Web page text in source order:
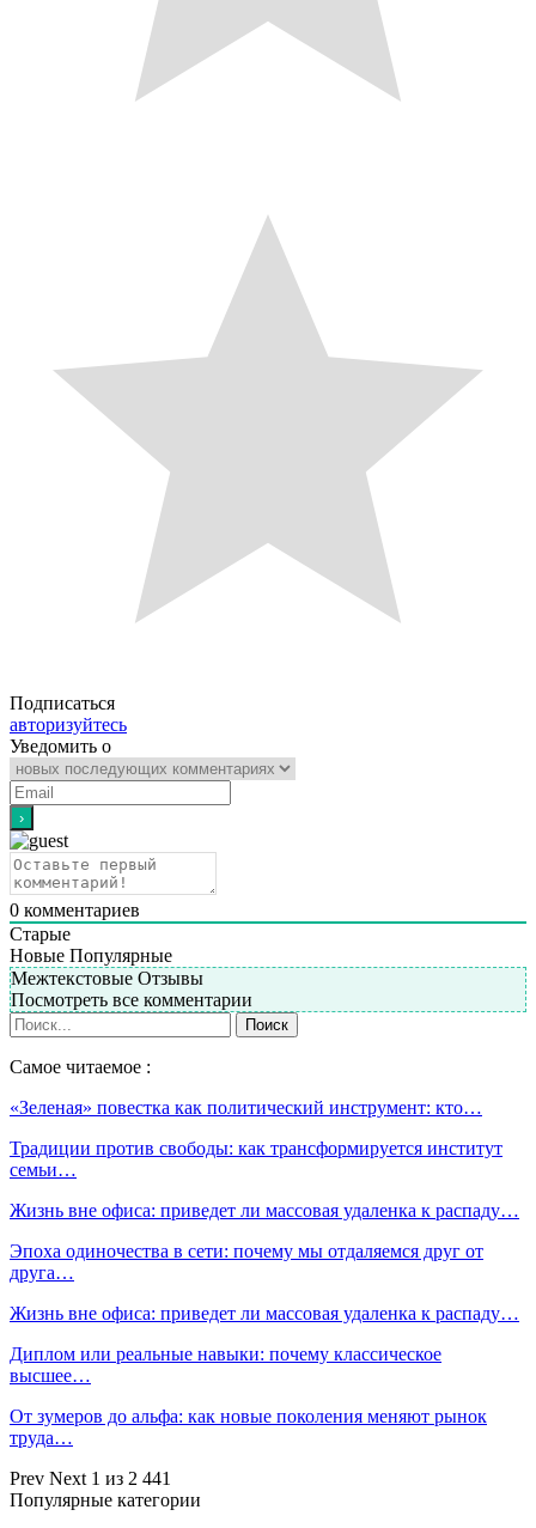
Подписаться
авторизуйтесь
Уведомить о
0 комментариев
Старые
Новые Популярные
Межтекстовые Отзывы
Посмотреть все комментарии
Самое читаемое :
«Зеленая» повестка как политический инструмент: кто…
Традиции против свободы: как трансформируется институт
семьи…
Жизнь вне офиса: приведет ли массовая удаленка к распаду…
Эпоха одиночества в сети: почему мы отдаляемся друг от
друга…
Жизнь вне офиса: приведет ли массовая удаленка к распаду…
Диплом или реальные навыки: почему классическое
высшее…
От зумеров до альфа: как новые поколения меняют рынок
труда…
Prev Next 1 из 2 441
Популярные категории